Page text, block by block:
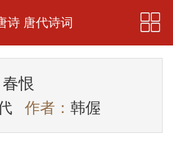
诗 唐代诗词
春恨
作者： 韩偓